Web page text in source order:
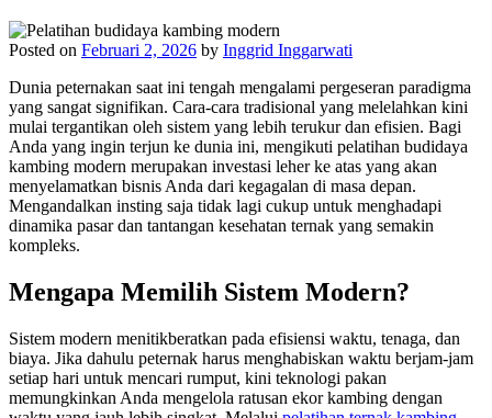
Posted on Februari 2, 2026 by Inggrid Inggarwati
Dunia peternakan saat ini tengah mengalami pergeseran paradigma
yang sangat signifikan. Cara-cara tradisional yang melelahkan kini
mulai tergantikan oleh sistem yang lebih terukur dan efisien. Bagi
Anda yang ingin terjun ke dunia ini, mengikuti pelatihan budidaya
kambing modern merupakan investasi leher ke atas yang akan
menyelamatkan bisnis Anda dari kegagalan di masa depan.
Mengandalkan insting saja tidak lagi cukup untuk menghadapi
dinamika pasar dan tantangan kesehatan ternak yang semakin
kompleks.
Mengapa Memilih Sistem Modern?
Sistem modern menitikberatkan pada efisiensi waktu, tenaga, dan
biaya. Jika dahulu peternak harus menghabiskan waktu berjam-jam
setiap hari untuk mencari rumput, kini teknologi pakan
memungkinkan Anda mengelola ratusan ekor kambing dengan